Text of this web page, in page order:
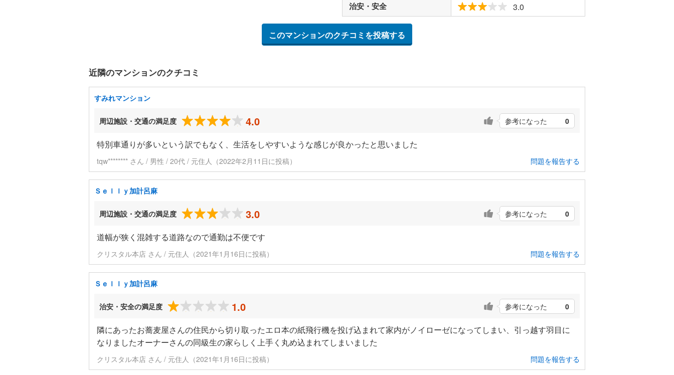
治安・安全 3.0
このマンションのクチコミを投稿する
近隣のマンションのクチコミ
すみれマンション
周辺施設・交通の満足度 4.0 参考になった 0
特別車通りが多いという訳でもなく、生活をしやすいような感じが良かったと思いました
tqw******** さん / 男性 / 20代 / 元住人（2022年2月11日に投稿） 問題を報告する
Ｓｅｌｌｙ加計呂麻
周辺施設・交通の満足度 3.0 参考になった 0
道幅が狭く混雑する道路なので通勤は不便です
クリスタル本店 さん / 元住人（2021年1月16日に投稿） 問題を報告する
Ｓｅｌｌｙ加計呂麻
治安・安全の満足度 1.0 参考になった 0
隣にあったお蕎麦屋さんの住民から切り取ったエロ本の紙飛行機を投げ込まれて家内がノイローゼになってしまい、引っ越す羽目に
なりましたオーナーさんの同級生の家らしく上手く丸め込まれてしまいました
クリスタル本店 さん / 元住人（2021年1月16日に投稿） 問題を報告する